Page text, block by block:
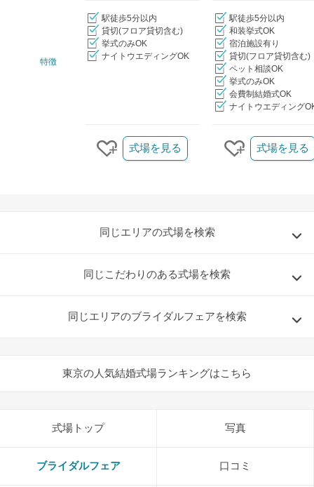
特徴
駅徒歩5分以内
貸切(フロア貸切含む)
挙式のみOK
ナイトウエディングOK
駅徒歩5分以内
和装挙式OK
宿泊施設有り
貸切(フロア貸切含む)
ペット相談OK
挙式のみOK
会費制結婚式OK
ナイトウエディング
クリップする
式場を見る
クリップする
式場を見る
同じエリアの式場を検索
同じこだわりのある式場を検索
同じエリアのブライダルフェアを検索
東京の人気結婚式場ランキングはこちら
式場トップ 写真
ブライダルフェア 口コミ